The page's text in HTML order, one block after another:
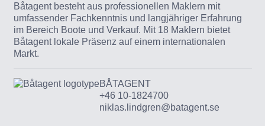
Båtagent besteht aus professionellen Maklern mit
umfassender Fachkenntnis und langjähriger Erfahrung
im Bereich Boote und Verkauf. Mit 18 Maklern bietet
Båtagent lokale Präsenz auf einem internationalen
Markt.
BÅTAGENT
+46 10-1824700
niklas.lindgren@batagent.se